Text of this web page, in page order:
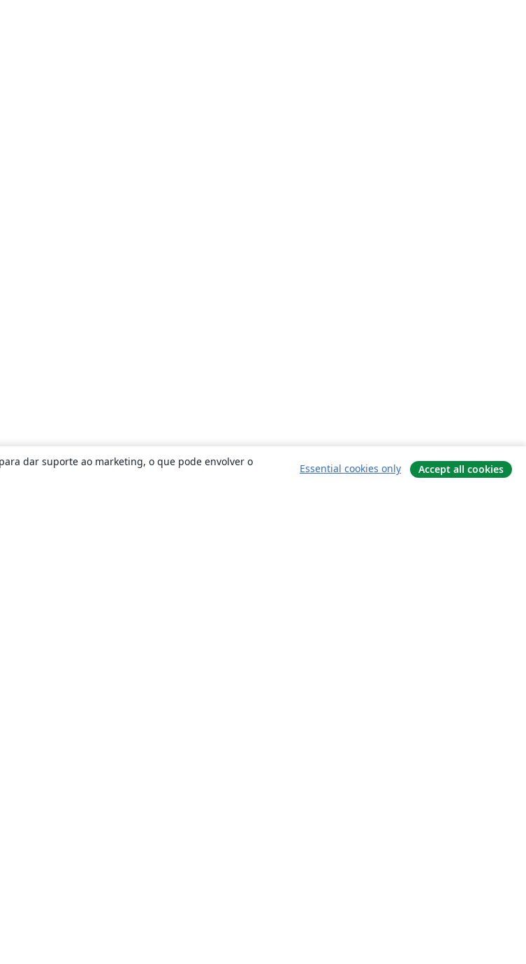
dar suporte ao marketing, o que pode envolver o
Essential cookies only Accept all cookies